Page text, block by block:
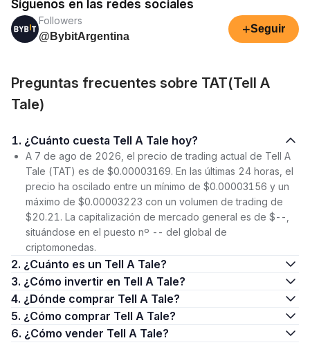
Síguenos en las redes sociales
Followers
@BybitArgentina
+Seguir
Preguntas frecuentes sobre TAT(Tell A
Tale)
1. ¿Cuánto cuesta Tell A Tale hoy?
A 7 de ago de 2026, el precio de trading actual de Tell A
Tale (TAT) es de $0.00003169. En las últimas 24 horas, el
precio ha oscilado entre un mínimo de $0.00003156 y un
máximo de $0.00003223 con un volumen de trading de
$20.21. La capitalización de mercado general es de $--,
situándose en el puesto nº -- del global de
criptomonedas.
2. ¿Cuánto es un Tell A Tale?
3. ¿Cómo invertir en Tell A Tale?
4. ¿Dónde comprar Tell A Tale?
5. ¿Cómo comprar Tell A Tale?
6. ¿Cómo vender Tell A Tale?